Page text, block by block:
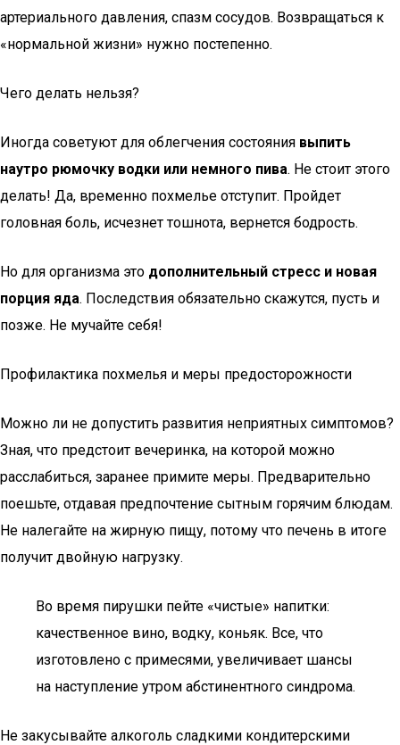
артериального давления, спазм сосудов. Возвращаться к
«нормальной жизни» нужно постепенно.
Чего делать нельзя?
Иногда советуют для облегчения состояния выпить
наутро рюмочку водки или немного пива. Не стоит этого
делать! Да, временно похмелье отступит. Пройдет
головная боль, исчезнет тошнота, вернется бодрость.
Но для организма это дополнительный стресс и новая
порция яда. Последствия обязательно скажутся, пусть и
позже. Не мучайте себя!
Профилактика похмелья и меры предосторожности
Можно ли не допустить развития неприятных симптомов?
Зная, что предстоит вечеринка, на которой можно
расслабиться, заранее примите меры. Предварительно
поешьте, отдавая предпочтение сытным горячим блюдам.
Не налегайте на жирную пищу, потому что печень в итоге
получит двойную нагрузку.
Во время пирушки пейте «чистые» напитки:
качественное вино, водку, коньяк. Все, что
изготовлено с примесями, увеличивает шансы
на наступление утром абстинентного синдрома.
Не закусывайте алкоголь сладкими кондитерскими